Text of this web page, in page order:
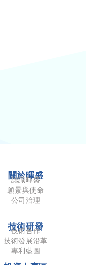
關於暉盛
認識暉盛
願景與使命
公司治理
技術研發
技術合作
技術發展沿革
專利藍圖